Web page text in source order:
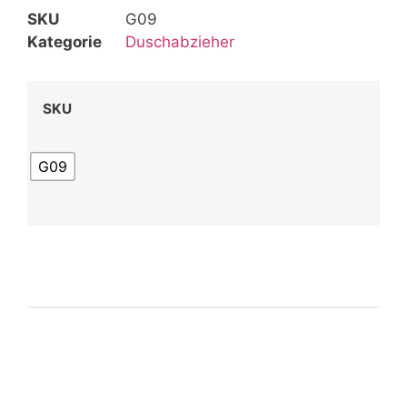
SKU
G09
Kategorie
Duschabzieher
SKU
G09